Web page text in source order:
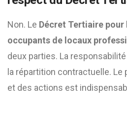
Non. Le Décret Tertiaire pour
occupants de locaux
deux parties. La
la répartition contractuelle. Le
et des actions est